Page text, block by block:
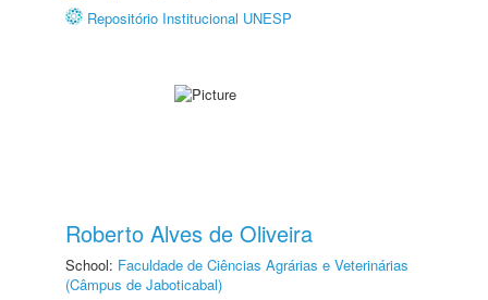
Repositório Institucional UNESP
Roberto Alves de Oliveira
School: Faculdade de Ciências Agrárias e Veterinárias
(Câmpus de Jaboticabal)